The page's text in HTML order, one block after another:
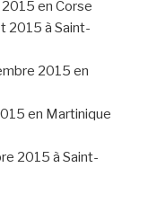
en Corse
2015 à Saint-
2015 en
en Martinique
2015 à Saint-